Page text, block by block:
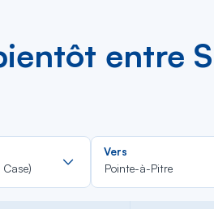
entre
Rechercher
dans
la
Vers
Pointe-à-Pitre